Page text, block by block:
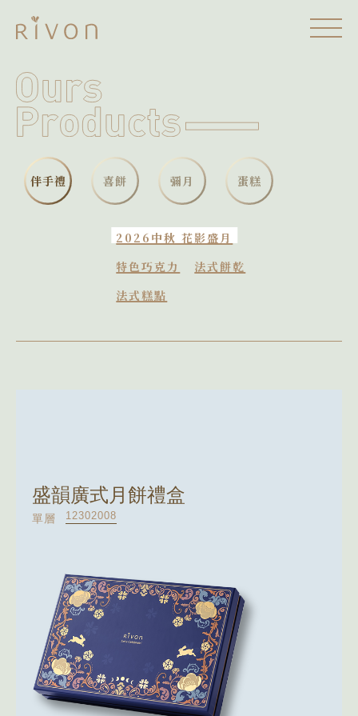
伴手禮
2026中秋 花影盛月
特色巧克力
法式餅乾
法式糕點
喜餅 彌月 蛋糕
盛韻廣式月餅禮盒
單層 12302008